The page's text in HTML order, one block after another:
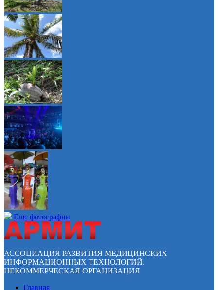
Еще фотографии
АССОЦИАЦИЯ РАЗВИТИЯ МЕДИЦИНСКИХ
ИНФОРМАЦИОННЫХ ТЕХНОЛОГИЙ.
НЕКОММЕРЧЕСКАЯ ОРГАНИЗАЦИЯ
Главная